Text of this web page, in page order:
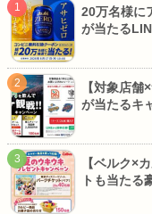
20万名様に
が当たる
【対象店
が当たるキ
【ベルク×
トも当たる